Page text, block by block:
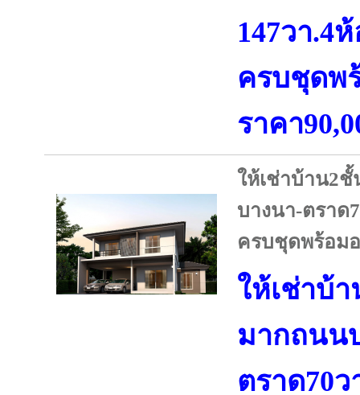
147วา.4
ครบชุดพ
ราคา
ให้เช่าบ้าน2
บางนา-ตราด
ครบชุดพร้อม
ให้เช่าบ้
มากถนน
ตราด70